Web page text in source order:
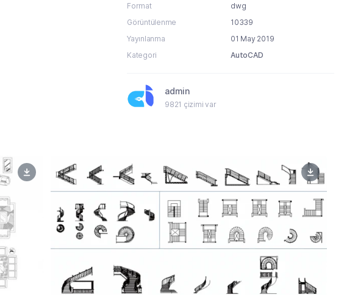
Format
dwg
Görüntülenme
10339
Yayınlanma
01 May 2019
Kategori
AutoCAD
admin
9821 çizimi var